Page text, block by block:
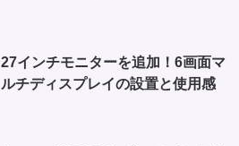
27インチモニターを追加！6画面マ
ルチディスプレイの設置と使用感